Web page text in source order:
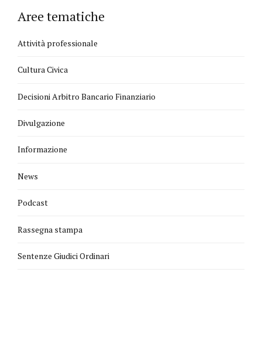
Aree tematiche
Attività professionale
Cultura Civica
Decisioni Arbitro Bancario Finanziario
Divulgazione
Informazione
News
Podcast
Rassegna stampa
Sentenze Giudici Ordinari